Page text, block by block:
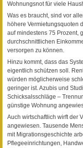
Wohnungsnot für viele
Was es braucht, sind vor
höhere Vermietungsquoten
auf mindestens 75 Prozent,
durchschnittlichen
versorgen zu können.
Hinzu kommt, dass das
eigentlich schützen soll.
würden möglicherweise
geringer ist. Azubis und
Schicksalsschläge –
günstige Wohnung
Auch wirtschaftlich wirft der
angewiesen. Tausende
mit Migrationsgeschichte
Pflegeeinrichtungen,